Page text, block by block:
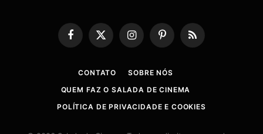
Facebook
X
(Twitter)
InstagramPinterestRSS
CONTATO
SOBRE NÓS
QUEM FAZ O SALADA DE CINEMA
POLÍTICA DE PRIVACIDADE E COOKIES